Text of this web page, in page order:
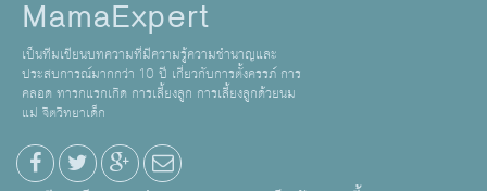
MamaExpert
เป็นทีมเขียนบทความที่มีความรู้ความชำนาญและ
ประสบการณ์มากกว่า 10 ปี เกี่ยวกับการตั้งครรภ์ การ
คลอด ทารกแรกเกิด การเลี้ยงลูก การเลี้ยงลูกด้วยนม
แม่ จิตวิทยาเด็ก